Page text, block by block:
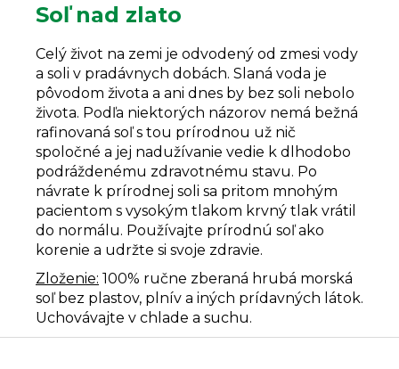
Soľ nad zlato
Celý život na zemi je odvodený od zmesi vody
a soli v pradávnych dobách. Slaná voda je
pôvodom života a ani dnes by bez soli nebolo
života. Podľa niektorých názorov nemá bežná
rafinovaná soľ s tou prírodnou už nič
spoločné a jej nadužívanie vedie k dlhodobo
podráždenému zdravotnému stavu. Po
návrate k prírodnej soli sa pritom mnohým
pacientom s vysokým tlakom krvný tlak vrátil
do normálu. Používajte prírodnú soľ ako
korenie a udržte si svoje zdravie.
Zloženie: 100% ručne zberaná hrubá morská
soľ bez plastov, plnív a iných prídavných látok.
Uchovávajte v chlade a suchu.